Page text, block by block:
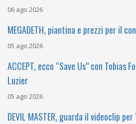
06 ago 2026
MEGADETH, piantina e prezzi per il
05 ago 2026
ACCEPT, ecco “Save Us” con Tobias
Luzier
05 ago 2026
DEVIL MASTER, guarda il videoclip